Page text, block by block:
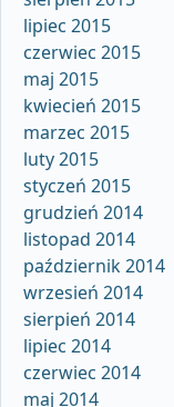
lipiec 2015
czerwiec 2015
maj 2015
kwiecień 2015
marzec 2015
luty 2015
styczeń 2015
grudzień 2014
listopad 2014
październik 2014
wrzesień 2014
sierpień 2014
lipiec 2014
czerwiec 2014
maj 2014